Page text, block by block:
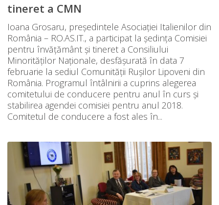
tineret a CMN
Ioana Grosaru, președintele Asociației Italienilor din
România – RO.AS.IT., a participat la ședința Comisiei
pentru învățământ și tineret a Consiliului
Minorităților Naționale, desfășurată în data 7
februarie la sediul Comunității Rușilor Lipoveni din
România. Programul întâlnirii a cuprins alegerea
comitetului de conducere pentru anul în curs şi
stabilirea agendei comisiei pentru anul 2018.
Comitetul de conducere a fost ales în...